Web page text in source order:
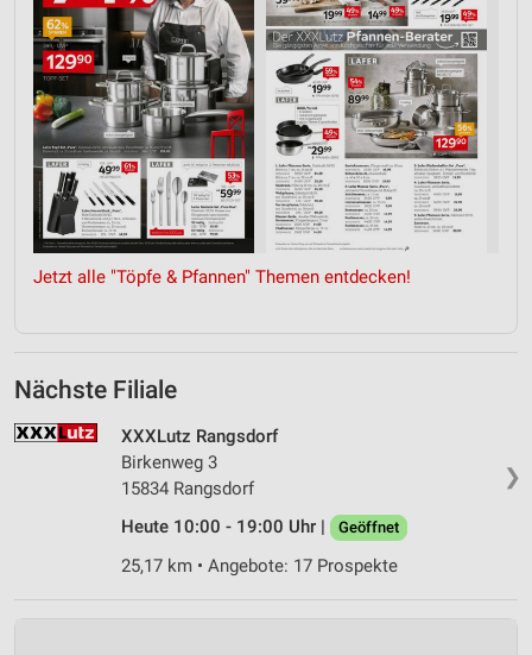
Jetzt alle "Töpfe & Pfannen" Themen entdecken!
Nächste Filiale
❯
XXXLutz Rangsdorf
Birkenweg 3
15834 Rangsdorf
Heute 10:00 - 19:00 Uhr |
Geöffnet
25,17 km • Angebote: 17 Prospekte